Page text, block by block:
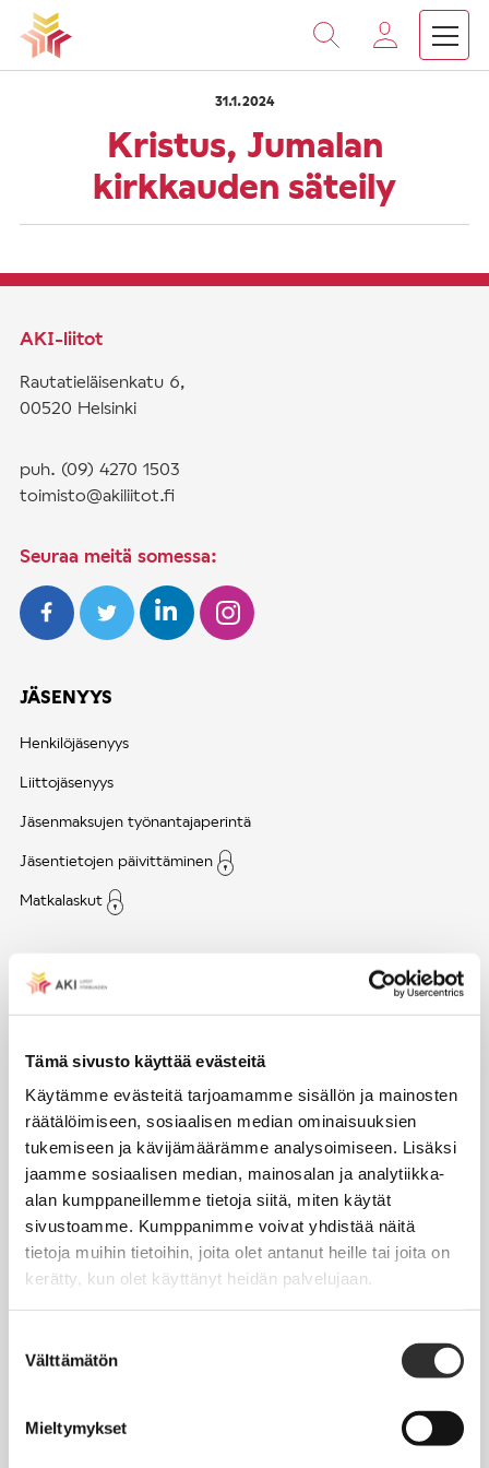
Tämä sivusto käyttää evästeitä
Käytämme evästeitä tarjoamamme sisällön ja mainosten
räätälöimiseen, sosiaalisen median ominaisuuksien
tukemiseen ja kävijämäärämme analysoimiseen. Lisäksi
jaamme sosiaalisen median, mainosalan ja analytiikka-
alan kumppaneillemme tietoja siitä, miten käytät
sivustoamme. Kumppanimme voivat yhdistää näitä
tietoja muihin tietoihin, joita olet antanut heille tai joita on
kerätty, kun olet käyttänyt heidän palvelujaan.
valinta
Välttämätön
Mieltymykset
Vieritä
sisältöön
Etusivu Kristus, Jumalan kirkkauden
31.1.2024
Kristus, Jumalan
kirkkauden säteily
AKI-liitot
Rautatieläisenkatu 6,
00520 Helsinki
puh. (09) 4270 1503
toimisto@akiliitot.fi
Seuraa meitä somessa:
JÄSENYYS
Henkilöjäsenyys
Liittojäsenyys
Jäsenmaksujen työnantajaperintä
Jäsentietojen päivittäminen
Matkalaskut
AJANKOHTAISTA
Uutiset
Blogit
Crux-lehti
JOBI
TYÖELÄMÄOPAS
Työnhaku
Työsuhde ja virkasuhde
virkaehtosopimukset